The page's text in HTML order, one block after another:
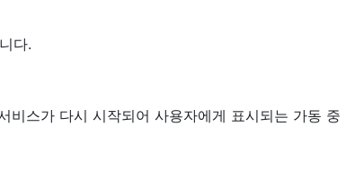
다.
비스가 다시 시작되어 사용자에게 표시되는 가동 중